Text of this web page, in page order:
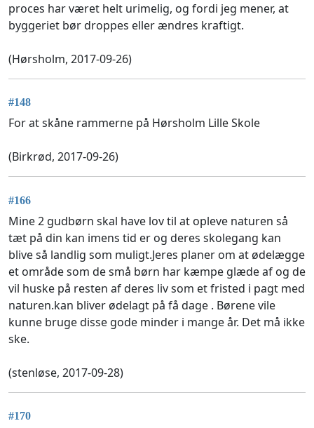
proces har været helt urimelig, og fordi jeg mener, at
byggeriet bør droppes eller ændres kraftigt.
(Hørsholm, 2017-09-26)
#148
For at skåne rammerne på Hørsholm Lille Skole
(Birkrød, 2017-09-26)
#166
Mine 2 gudbørn skal have lov til at opleve naturen så
tæt på din kan imens tid er og deres skolegang kan
blive så landlig som muligt.Jeres planer om at ødelægge
et område som de små børn har kæmpe glæde af og de
vil huske på resten af deres liv som et fristed i pagt med
naturen.kan bliver ødelagt på få dage . Børene vile
kunne bruge disse gode minder i mange år. Det må ikke
ske.
(stenløse, 2017-09-28)
#170